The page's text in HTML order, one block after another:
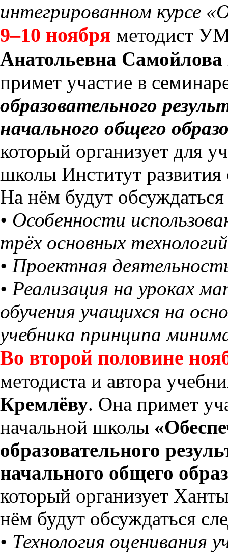
интегрированном курсе
9–10 ноября методист
Анатольевна Самойлова
примет участие в
образовательного
начального общего
который организует для
школы Институт
На нём будут
• Особенности
трёх основных
• Проектная
• Реализация на уроках
обучения учащихся на
учебника принципа
Во второй половине
методиста и автора
Кремлёву. Она примет
начальной школы
образовательного
начального общего
который организует
нём будут обсуждаться
• Технология оценивания